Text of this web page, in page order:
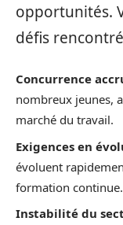
opportunités.
défis
Concurrence
nombreux jeunes,
marché du travail.
Exigences en
évoluent
formation continue.
Instabilité du